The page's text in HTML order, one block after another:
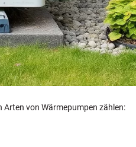
Arten von Wärmepumpen zählen: